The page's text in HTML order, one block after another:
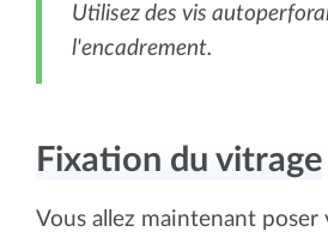
Utilisez des vis
l'encadrement.
Fixation du vitrage
Vous allez maintenant poser